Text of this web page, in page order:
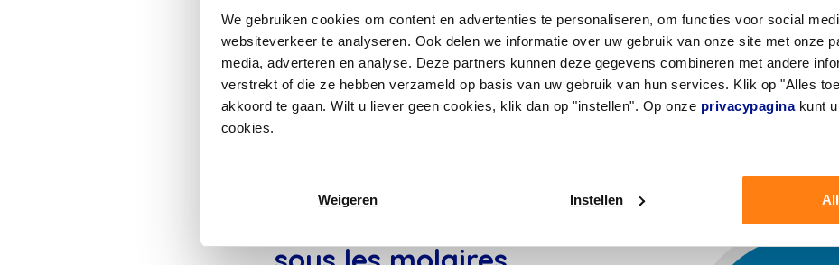
We gebruiken cookies om content en advertenties te personaliseren, om functies voor social
websiteverkeer te analyseren. Ook delen we informatie over uw gebruik van onze site met onze
media, adverteren en analyse. Deze partners kunnen deze gegevens combineren met andere
verstrekt of die ze hebben verzameld op basis van uw gebruik van hun services. Klik op "Alles
akkoord te gaan. Wilt u liever geen cookies, klik dan op "instellen". Op onze privacypaginakunt u
cookies.
Weigeren Instellen
brosse à dents classique ne permet pas
correctement ces espaces. Dans ce cas,
interdentaire est la solution idéale.